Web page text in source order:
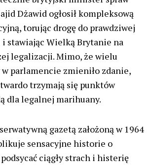
Dżawid ogłosił kompleksową
torując drogę do prawdziwej
stawiając Wielką Brytanie na
legalizacji. Mimo, że wielu
parlamencie zmieniło zdanie,
trzymają się punktów
dla legalnej marihuany.
gazetą założoną w 1964
sensacyjne historie o
ciągły strach i histerię